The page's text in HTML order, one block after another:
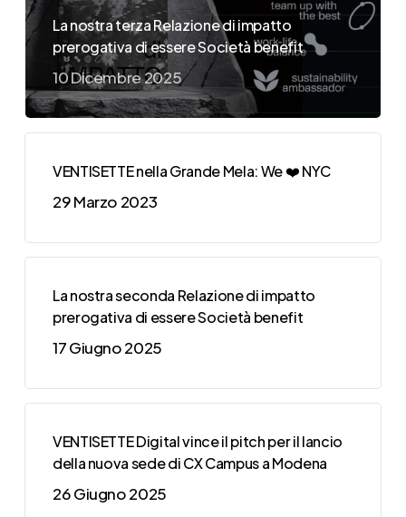
La nostra terza Relazione di impatto
prerogativa di essere Società benefit
10 Dicembre 2025
VENTISETTE nella Grande Mela: We ❤️ NYC
29 Marzo 2023
La nostra seconda Relazione di impatto
prerogativa di essere Società benefit
17 Giugno 2025
VENTISETTE Digital vince il pitch per il lancio
della nuova sede di CX Campus a Modena
26 Giugno 2025